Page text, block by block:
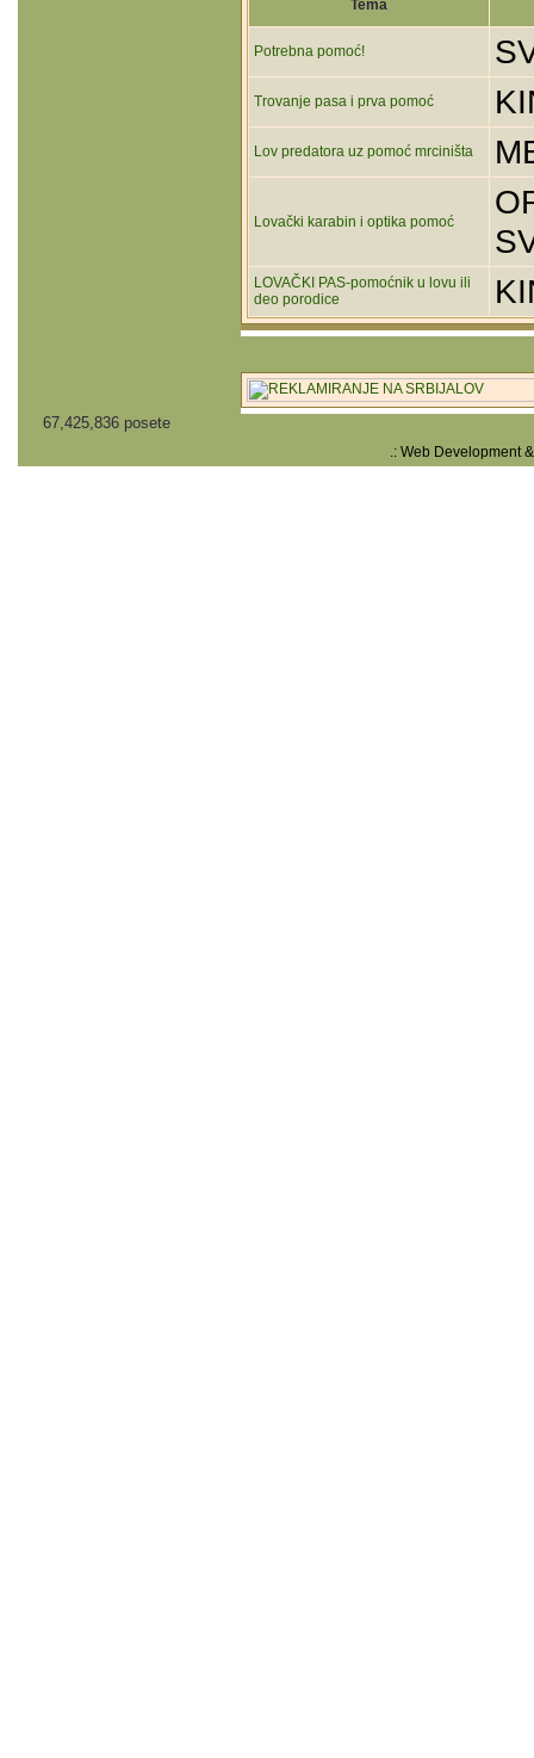
Tema
Potrebna pomoć!
Trovanje pasa i prva pomoć
Lov predatora uz pomoć mrciništa
Lovački karabin i optika pomoć
LOVAČKI PAS-pomoćnik u lovu ili
deo porodice
67,425,836 posete
.: Web Development